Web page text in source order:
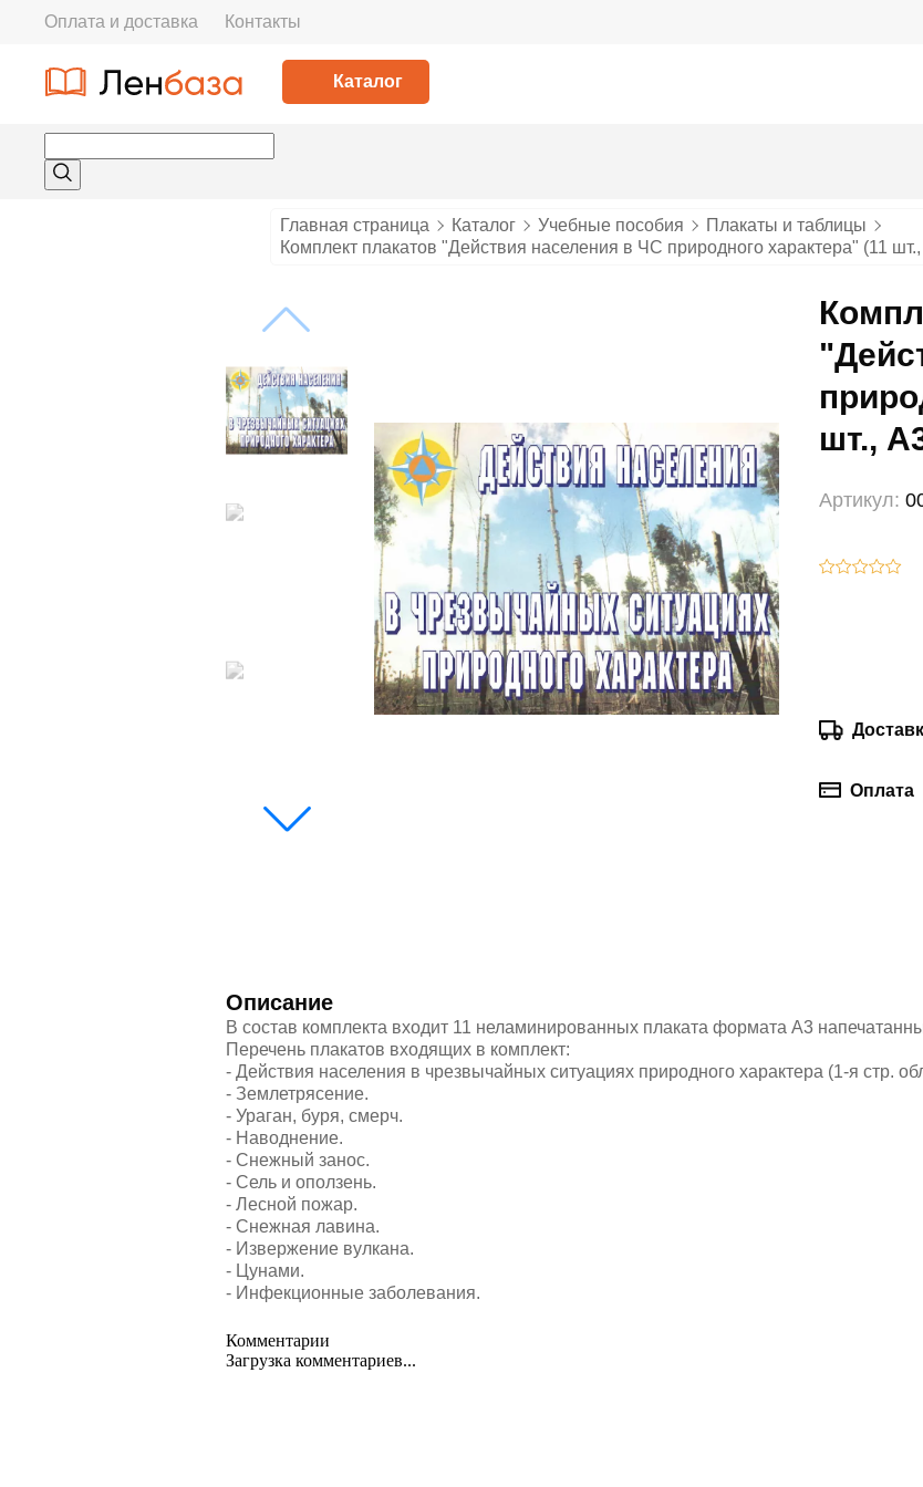
Оплата и доставка Контакты
Каталог
Главная страница Каталог Учебные пособия
Плакаты и таблицы
Комплект плакатов "Действия населения в ЧС природного характера" (11
шт.,
Артикул:
Оплата
Описание
В состав комплекта входит 11 неламинированных плаката формата А3
Перечень плакатов входящих в комплект:
- Действия населения в чрезвычайных ситуациях природного характера (1-я стр.
- Землетрясение.
- Ураган, буря, смерч.
- Наводнение.
- Снежный занос.
- Сель и оползень.
- Лесной пожар.
- Снежная лавина.
- Извержение вулкана.
- Цунами.
- Инфекционные заболевания.
Комментарии
Загрузка комментариев...